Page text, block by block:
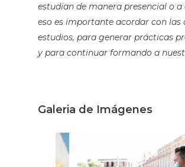
estudian de manera presencial o
eso es importante acordar con las
estudios, para generar prácticas
y para continuar formando a
Galeria de Imágenes